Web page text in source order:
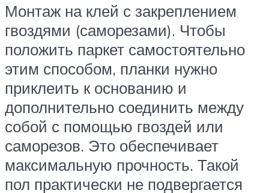
Монтаж на клей с закреплением
гвоздями (саморезами). Чтобы
положить паркет самостоятельно
этим способом, планки нужно
приклеить к основанию и
дополнительно соединить между
собой с помощью гвоздей или
саморезов. Это обеспечивает
максимальную прочность. Такой
пол практически не подвергается